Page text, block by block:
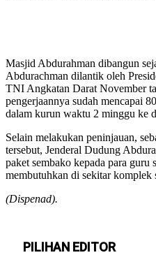
Masjid Abdurahman dibangun
Abdurachman dilantik oleh
TNI Angkatan Darat November
pengerjaannya sudah mencapai
dalam kurun waktu 2 minggu ke
Selain melakukan peninjauan,
tersebut, Jenderal Dudung
paket sembako kepada para guru
membutuhkan di sekitar komplek
(Dispenad).
PILIHAN EDITOR